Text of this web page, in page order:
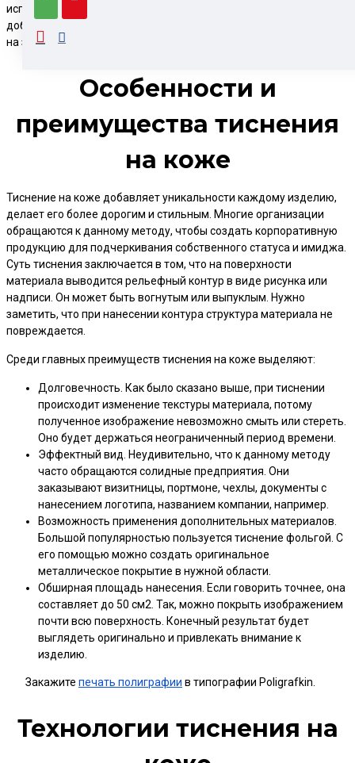
использование передовых технологий, которые позволяют
добиться нужной текстуры, объема, оттенков. Тиснение на коже
на заказ готова предоставить типография Poligrafkin.
Особенности и
преимущества тиснения
на коже
Тиснение на коже добавляет уникальности каждому изделию,
делает его более дорогим и стильным. Многие организации
обращаются к данному методу, чтобы создать корпоративную
продукцию для подчеркивания собственного статуса и имиджа.
Суть тиснения заключается в том, что на поверхности
материала выводится рельефный контур в виде рисунка или
надписи. Он может быть вогнутым или выпуклым. Нужно
заметить, что при нанесении контура структура материала не
повреждается.
Среди главных преимуществ тиснения на коже выделяют:
Долговечность. Как было сказано выше, при тиснении
происходит изменение текстуры материала, потому
полученное изображение невозможно смыть или стереть.
Оно будет держаться неограниченный период времени.
Эффектный вид. Неудивительно, что к данному методу
часто обращаются солидные предприятия. Они
заказывают визитницы, портмоне, чехлы, документы с
нанесением логотипа, названием компании, например.
Возможность применения дополнительных материалов.
Большой популярностью пользуется тиснение фольгой. С
его помощью можно создать оригинальное
металлическое покрытие в нужной области.
Обширная площадь нанесения. Если говорить точнее, она
составляет до 50 см2. Так, можно покрыть изображением
почти всю поверхность. Конечный результат будет
выглядеть оригинально и привлекать внимание к
изделию.
Закажите печать полиграфии в типографии Poligrafkin.
Технологии тиснения на